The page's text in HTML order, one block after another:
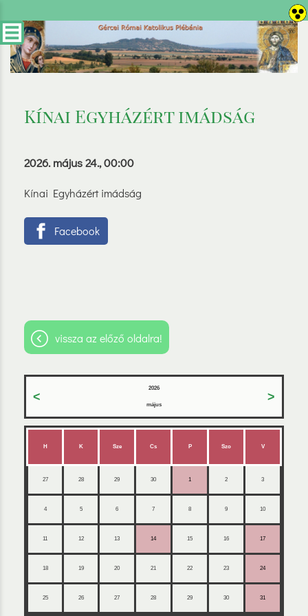
<
2026
május
>
H K Sze Cs P Szo V
27 28 29 30 1 2 3
4 5 6 7 8 9 10
11 12 13 14 15 16 17
18 19 20 21 22 23 24
25 26 27 28 29 30 31
Kínai Egyházért imádság
2026. május 24., 00:00
Kínai Egyházért imádság
Facebook
vissza az előző oldalra!